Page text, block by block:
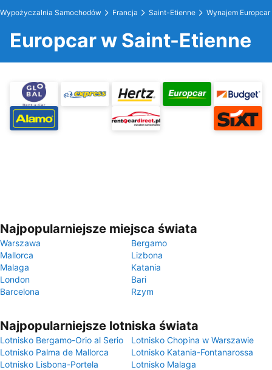
Wypożyczalnia Samochodów Francja Saint-Etienne Wynajem Europcar
Europcar w Saint-Etienne
Najpopularniejsze miejsca świata
Warszawa
Bergamo
Mallorca
Lizbona
Malaga
Katania
London
Bari
Barcelona
Rzym
Najpopularniejsze lotniska świata
Lotnisko Bergamo-Orio al Serio
Lotnisko Chopina w Warszawie
Lotnisko Palma de Mallorca
Lotnisko Katania-Fontanarossa
Lotnisko Lisbona-Portela
Lotnisko Malaga